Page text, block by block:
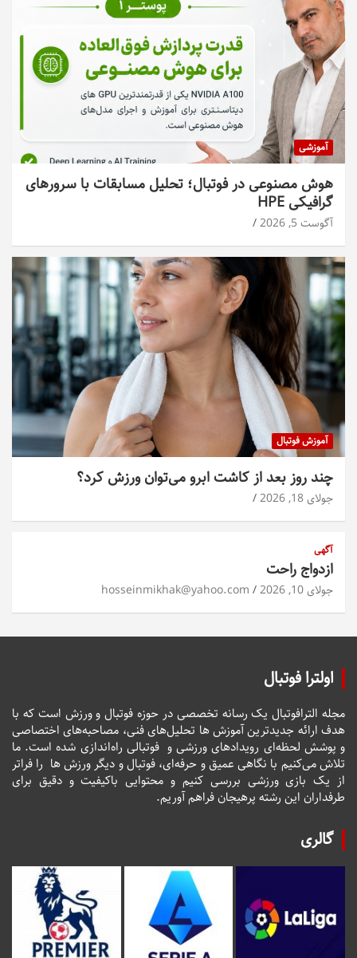
آموزشی
هوش مصنوعی در فوتبال؛ تحلیل مسابقات با سرورهای
گرافیکی HPE
آگوست 5, 2026
آموزش فوتبال
چند روز بعد از کاشت ابرو می‌توان ورزش کرد؟
جولای 18, 2026
آگهی
ازدواج راحت
جولای 10, 2026 hosseinmikhak@yahoo.com
اولترا فوتبال
مجله الترافوتبال یک رسانه تخصصی در حوزه فوتبال و ورزش است که با
هدف ارائه جدیدترین آموزش ها تحلیل‌های فنی، مصاحبه‌های اختصاصی
و پوشش لحظه‌ای رویدادهای ورزشی و فوتبالی راه‌اندازی شده است. ما
تلاش می‌کنیم با نگاهی عمیق و حرفه‌ای، فوتبال و دیگر ورزش ها را فراتر
از یک بازی ورزشی بررسی کنیم و محتوایی باکیفیت و دقیق برای
طرفداران این رشته پرهیجان فراهم آوریم.
گالری